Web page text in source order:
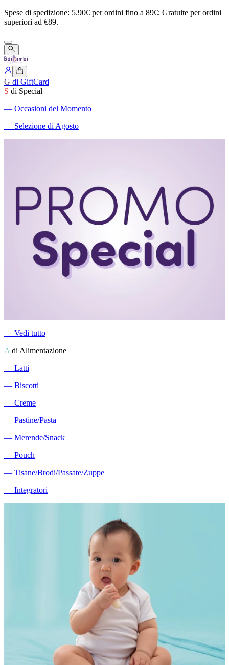
Spese di spedizione: 5.90€ perordini fino a 89€; Gratuite perordini
superiori ad €89.
G di GiftCard
S di Special
― Occasioni del Momento
― Selezione di Agosto
― Vedi tutto
A di Alimentazione
― Latti
― Biscotti
― Creme
― Pastine/Pasta
― Merende/Snack
― Pouch
― Tisane/Brodi/Passate/Zuppe
― Integratori